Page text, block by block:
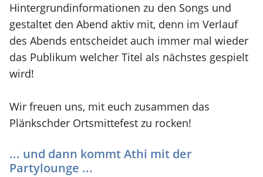
Hintergrundinformationen zu den Songs und
gestaltet den Abend aktiv mit, denn im Verlauf
des Abends entscheidet auch immer mal wieder
das Publikum welcher Titel als nächstes gespielt
wird!
Wir freuen uns, mit euch zusammen das
Plänkschder Ortsmittefest zu rocken!
... und dann kommt Athi mit der
Partylounge ...